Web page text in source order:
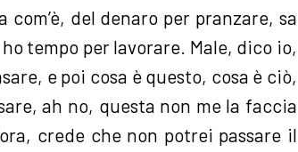
del denaro per pranzare, sa
tempo per lavorare. Male, dico io,
e poi cosa è questo, cosa è ciò,
ah no, questa non me la faccia
crede che non potrei passare il